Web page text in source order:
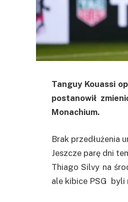
Tanguy Kouassi
postanowił
Monachium.
Brak przedłużenia
Jeszcze parę dni
Thiago Silvy na
ale kibice PSG byli